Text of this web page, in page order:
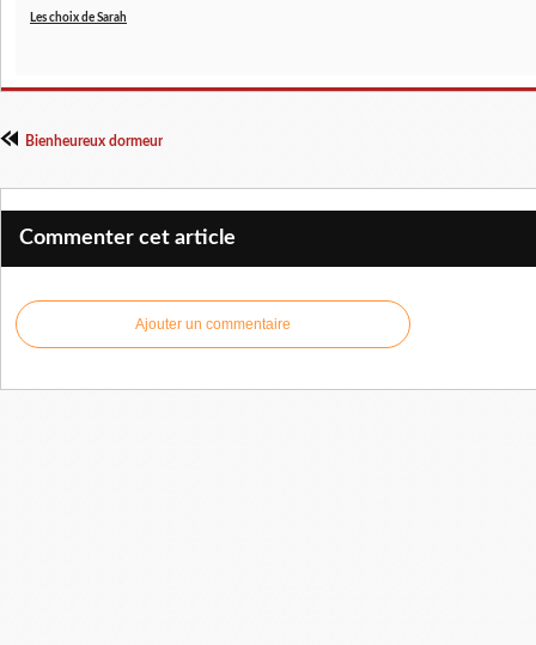
Les choix de Sarah
Bienheureux dormeur
Commenter cet article
Ajouter un commentaire